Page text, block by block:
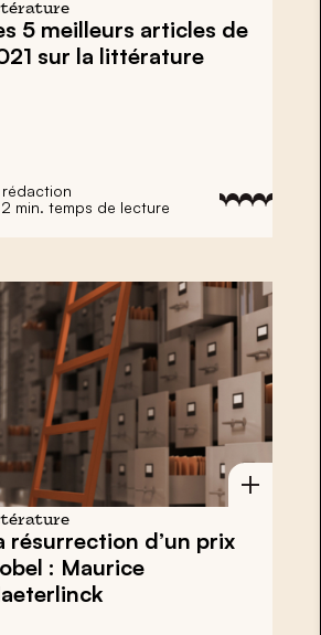
5 meilleurs articles de
sur la littérature
rédaction
2 min. temps de lecture
résurrection d’un prix
: Maurice